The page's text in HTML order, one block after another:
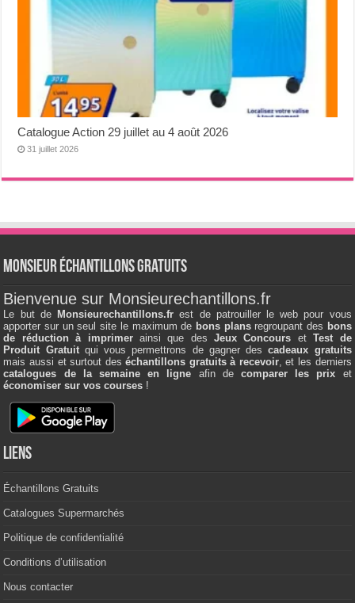
Catalogue Action 29 juillet au 4 août 2026
31 juillet 2026
Monsieur échantillons Gratuits
Bienvenue sur Monsieurechantillons.fr
Le but de Monsieurechantillons.fr est de patrouiller le web pour vous
apporter sur un seul site le maximum de bons plansregroupant des bons
de réduction à imprimerainsi que desJeux Concours etTest de
Produit Gratuitqui vous permettrons de gagner descadeaux gratuits
mais aussi et surtout deséchantillons gratuits à recevoir, et les derniers
catalogues de la semaine en ligne afin de comparer les prix et
économiser sur vos courses !
Liens
Échantillons Gratuits
Catalogues Supermarchés
Politique de confidentialité
Conditions d’utilisation
Nous contacter